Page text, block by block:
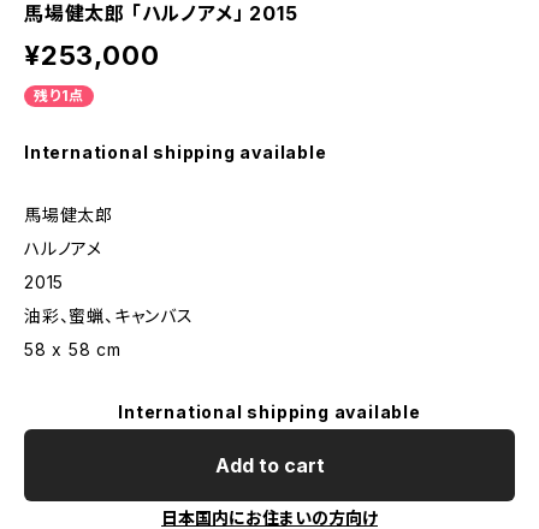
馬場健太郎 「ハルノアメ」 2015
¥253,000
残り1点
International shipping available
馬場健太郎
ハルノアメ
2015
油彩、蜜蝋、キャンバス
58 x 58 cm
International shipping available
Add to cart
日本国内にお住まいの方向け